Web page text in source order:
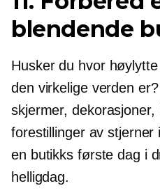
blendende
Husker du hvor
den virkelige verden er?
skjermer, dekorasjoner,
forestillinger av
en butikks første dag i
helligdag.